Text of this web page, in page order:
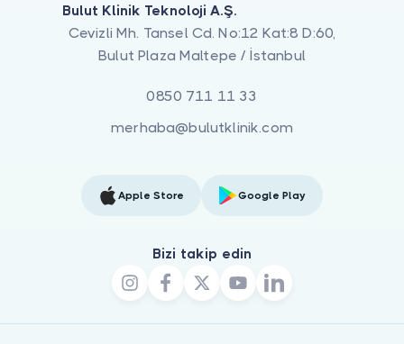
Bulut Klinik Teknoloji A.Ş.
Cevizli Mh. Tansel Cd. No:12 Kat:8 D:60,
Bulut Plaza Maltepe / İstanbul
0850 711 11 33
merhaba@bulutklinik.com
Apple Store Google Play
Bizi takip edin